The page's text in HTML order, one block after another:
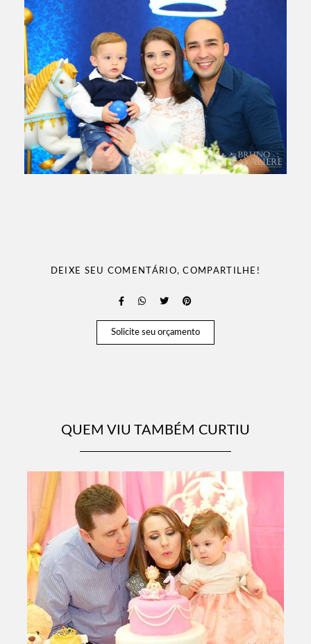
DEIXE SEU COMENTÁRIO, COMPARTILHE!
Solicite seu orçamento
QUEM VIU TAMBÉM CURTIU